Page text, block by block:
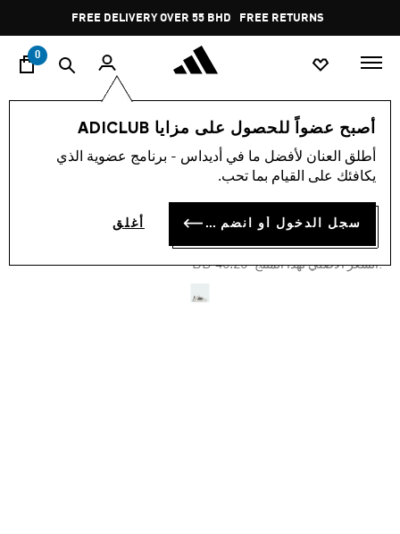
Pause
promotion
rotation
FREE DELIVERY OVER 55 BHD FREE RETURNS
0
أصبح عضواً للحصول على مزايا ADICLUB
أطلق العنان لأفضل ما في أديداس - برنامج عضوية الذي
يكافئك على القيام بما تحب.
سجل الدخول أو انضم الآن أغلق
النساء
-35%
حذاء BARREDA DECODE
BD 30.06
:السعر الأصلي لهذا المنتج Price reduced from
BD 46.25
to